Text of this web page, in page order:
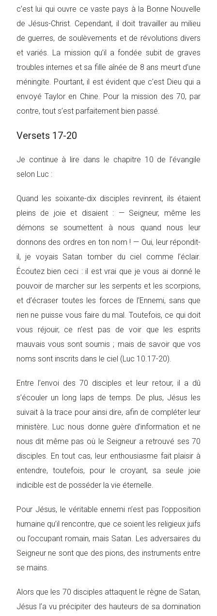
c’est lui qui ouvre ce vaste pays à la Bonne Nouvelle
de Jésus-Christ. Cependant, il doit travailler au milieu
de guerres, de soulèvements et de révolutions divers
et variés. La mission qu’il a fondée subit de graves
troubles internes et sa fille aînée de 8 ans meurt d’une
méningite. Pourtant, il est évident que c’est Dieu qui a
envoyé Taylor en Chine. Pour la mission des 70, par
contre, tout s’est parfaitement bien passé.
Versets 17-20
Je continue à lire dans le chapitre 10 de l’évangile
selon Luc :
Quand les soixante-dix disciples revinrent, ils étaient
pleins de joie et disaient : — Seigneur, même les
démons se soumettent à nous quand nous leur
donnons des ordres en ton nom ! — Oui, leur répondit-
il, je voyais Satan tomber du ciel comme l’éclair.
Écoutez bien ceci : il est vrai que je vous ai donné le
pouvoir de marcher sur les serpents et les scorpions,
et d’écraser toutes les forces de l’Ennemi, sans que
rien ne puisse vous faire du mal. Toutefois, ce qui doit
vous réjouir, ce n’est pas de voir que les esprits
mauvais vous sont soumis ; mais de savoir que vos
noms sont inscrits dans le ciel (Luc 10.17-20).
Entre l’envoi des 70 disciples et leur retour, il a dû
s’écouler un long laps de temps. De plus, Jésus les
suivait à la trace pour ainsi dire, afin de compléter leur
ministère. Luc nous donne guère d’information et ne
nous dit même pas où le Seigneur a retrouvé ses 70
disciples. En tout cas, leur enthousiasme fait plaisir à
entendre, toutefois, pour le croyant, sa seule joie
indicible est de posséder la vie éternelle.
Pour Jésus, le véritable ennemi n’est pas l’opposition
humaine qu’il rencontre, que ce soient les religieux juifs
ou l’occupant romain, mais Satan. Les adversaires du
Seigneur ne sont que des pions, des instruments entre
se mains.
Alors que les 70 disciples attaquent le règne de Satan,
Jésus l’a vu précipiter des hauteurs de sa domination